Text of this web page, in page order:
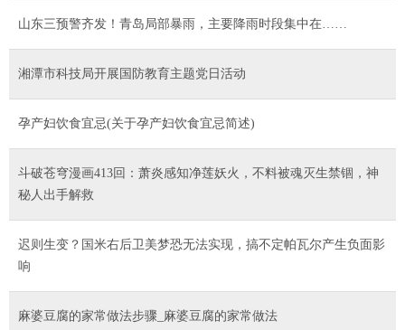
山东三预警齐发！青岛局部暴雨，主要降雨时段集中在……
湘潭市科技局开展国防教育主题党日活动
孕产妇饮食宜忌(关于孕产妇饮食宜忌简述)
斗破苍穹漫画413回：萧炎感知净莲妖火，不料被魂灭生禁锢，神
秘人出手解救
迟则生变？国米右后卫美梦恐无法实现，搞不定帕瓦尔产生负面影
响
麻婆豆腐的家常做法步骤_麻婆豆腐的家常做法